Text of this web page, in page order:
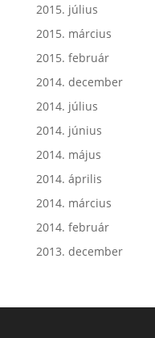
2015. július
2015. március
2015. február
2014. december
2014. július
2014. június
2014. május
2014. április
2014. március
2014. február
2013. december